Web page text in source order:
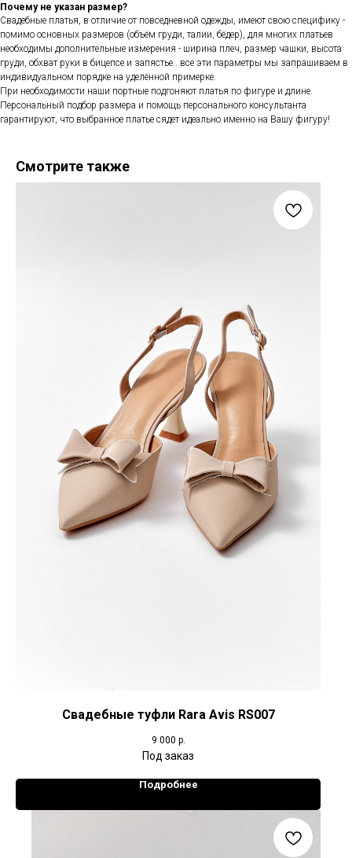
Почему не указан размер?
Свадебные платья, в отличие от повседневной одежды, имеют свою специфику -
помимо основных размеров (объём груди, талии, бёдер), для многих платьев
необходимы дополнительные измерения - ширина плеч, размер чашки, высота
груди, обхват руки в бицепсе и запястье.. все эти параметры мы запрашиваем в
индивидуальном порядке на уделённой примерке.
При необходимости наши портные подгоняют платья по фигуре и длине.
Персональный подбор размера и помощь персонального консультанта
гарантируют, что выбранное платье сядет идеально именно на Вашу фигуру!
Смотрите также
Свадебные туфли Rara Avis RS007
9 000 р.
Подробнее